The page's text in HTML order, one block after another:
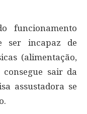
funcionamento
ser incapaz de
(alimentação,
sair da
assustadora se